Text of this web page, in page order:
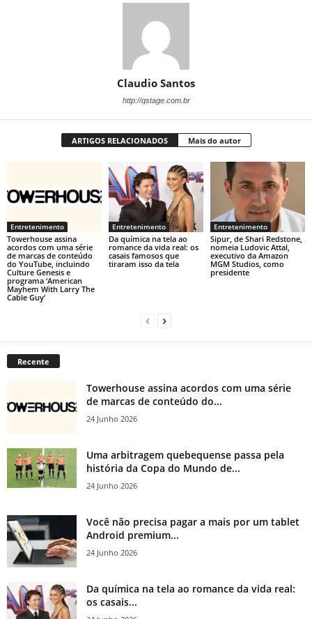
Claudio Santos
http://qstage.com.br
ARTIGOS RELACIONADOS Mais do autor
Entretenimento
Towerhouse assina
acordos com uma série
de marcas de conteúdo
do YouTube, incluindo
Culture Genesis e
programa ‘American
Mayhem With Larry The
Cable Guy’
Entretenimento
Da química na tela ao
romance da vida real: os
casais famosos que
tiraram isso da tela
Entretenimento
Sipur, de Shari Redstone,
nomeia Ludovic Attal,
executivo da Amazon
MGM Studios, como
presidente
Recente
Towerhouse assina acordos com uma série
de marcas de conteúdo do...
24 Junho 2026
Uma arbitragem quebequense passa pela
história da Copa do Mundo de...
24 Junho 2026
Você não precisa pagar a mais por um tablet
Android premium...
24 Junho 2026
Da química na tela ao romance da vida real:
os casais...